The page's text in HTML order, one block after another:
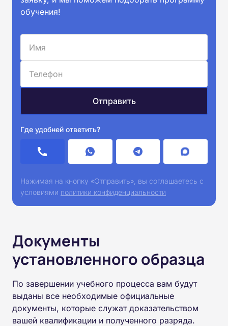
обучения!
Где удобней ответить?
Нажимая на кнопку «Отправить», вы соглашаетесь с
условиями политики конфиденциальности
Документы
установленного образца
По завершении учебного процесса вам будут
выданы все необходимые официальные
документы, которые служат доказательством
вашей квалификации и полученного разряда.